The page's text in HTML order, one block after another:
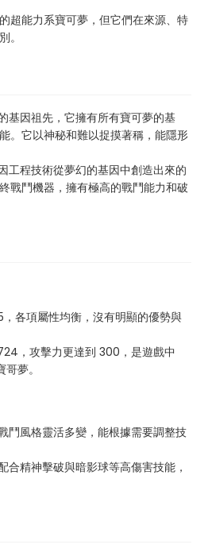
超能力系寶可夢，但它們在來源、特
。
基因祖先，它擁有所有寶可夢的基
。它以神秘和難以捉摸著稱，能隱形
工程技術從夢幻的基因中創造出來的
戰鬥機器，擁有極高的戰鬥能力和破
各項屬性均衡，沒有明顯的優勢與
，攻擊力更達到 300，是遊戲中
夢。
鬥風格靈活多變，能根據需要調整技
合精神擊破與暗影球等高傷害技能，